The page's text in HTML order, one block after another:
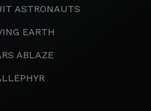
ASTRONAUTS
EARTH
ABLAZE